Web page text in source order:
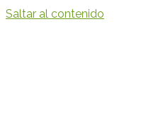
Saltar al contenido